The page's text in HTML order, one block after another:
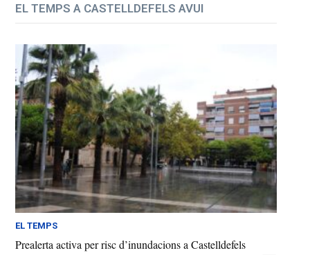
EL TEMPS A CASTELLDEFELS AVUI
EL TEMPS
Prealerta activa per risc d’inundacions a Castelldefels